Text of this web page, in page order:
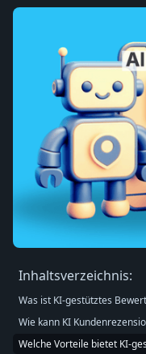
Inhaltsverzeichnis:
Was ist KI-gestütztes
Wie kann KI
Welche Vorteile bietet KI-